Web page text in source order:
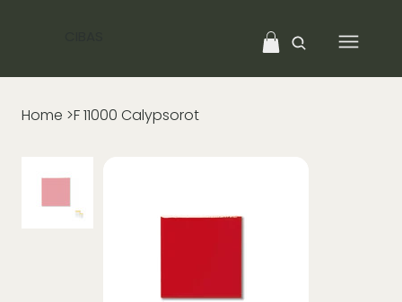
Home >F 11000 Calypsorot